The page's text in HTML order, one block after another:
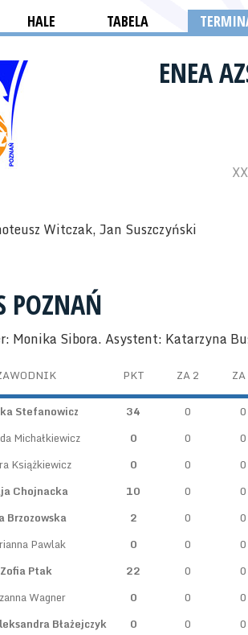
HALE TABELA
ENEA
Witczak, Jan Suszczyński
POZNAŃ
Monika Sibora. Asystent: Katarzyna
PKT ZA 2
Stefanowicz 34 0
0
Michałkiewicz 0 0
0
Książkiewicz 0 0
0
Chojnacka 10 0
0
Brzozowska 2 0
0
Pawlak 0 0
0
Zofia Ptak 22 0
0
Wagner 0 0
0
Błażejczyk 0 0
0